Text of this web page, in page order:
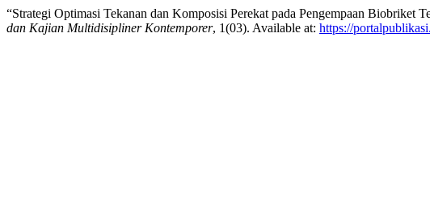
“Strategi Optimasi Tekanan dan Komposisi Perekat pada Pengempaan
dan Kajian Multidisipliner Kontemporer, 1(03). Available at: https://